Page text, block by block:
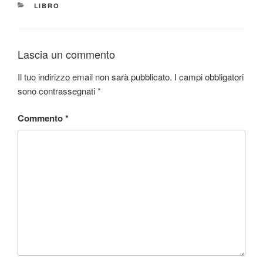
CATEGORIE
LIBRO
Lascia un commento
Il tuo indirizzo email non sarà pubblicato. I campi obbligatori
sono contrassegnati*
Commento*